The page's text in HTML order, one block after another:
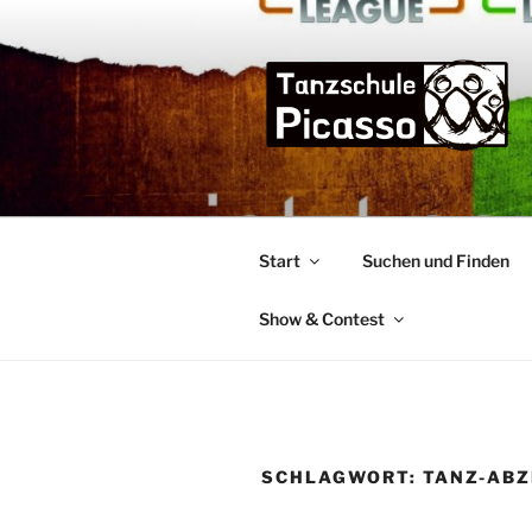
Inhalt
springen
die Tanzschule im Bremer
Start Suchen und Finden
Show & Contest
SCHLAGWORT: TANZ-